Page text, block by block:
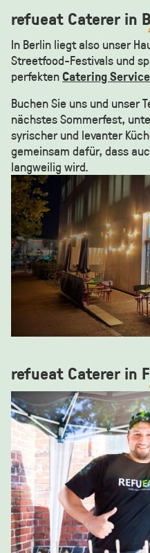
refueat Caterer in
In Berlin liegt also unser
Streetfood-Festivals und
perfektenCatering Service
Buchen Sie uns und unser
nächstes Sommerfest,
syrischer und levanter
gemeinsam dafür, dass
langweilig wird.
refueat Caterer in